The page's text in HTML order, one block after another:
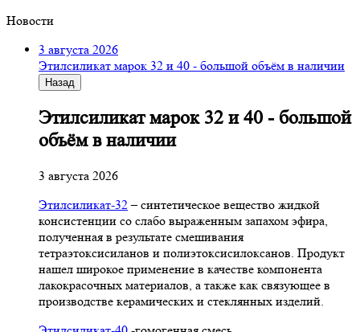
Новости
3 августа 2026
Этилсиликат марок 32 и 40 - большой объём в наличии
Назад
Этилсиликат марок 32 и 40 - большой
объём в наличии
3 августа 2026
Этилсиликат-32– синтетическое вещество жидкой
консистенции со слабо выраженным запахом эфира,
полученная в результате смешивания
тетpаэтоксисиланов и полиэтоксисилоксанов. Продукт
нашел широкое применение в качестве компонента
лакокрасочных материалов, а также как связующее в
производстве керамических и стеклянных изделий.